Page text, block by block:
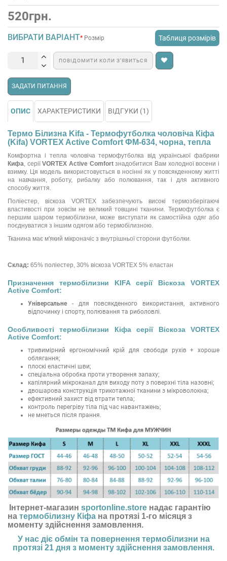
520грн.
ВИБРАТИ ВАРІАНТ Таблиця розмірів
Розмір
ПОВІДОМИТИ КОЛИ З’ЯВИТЬСЯ
ЗАДАТИ ПИТАННЯ
ОПИС ХАРАКТЕРИСТИКИ ВІДГУКИ (1)
Термо Білизна Kifa - Термофутболка чоловіча Кіфа
(Kifa) VORTEX Active Comfort ФМ-634, чорна, тепла
Комфортна і тепла чоловіча термофутболка від української фабрики
Кифа, серіїVORTEX Active Comfortзнадобитися Вам холодної восени і
взимку. Ця модель використовується в носінні як у повсякденному житті
на навчання, роботу, рибалку або полювання, так і для активного
способу життя.
Поліестер, віскоза VORTEX забезпечують високі термозберігаючі
властивості при зовсім не великий товщині тканини. Термофутболка є
першим шаром термобілизни, може виступати як самостійна одяг або
поєднуватися з іншим одягом або термобілизною.
Тканина має м'який мікроначіс з внутрішньої сторони футболки.
Склад: 65% поліестер, 30% віскоза VORTEX 5% еластан
Призначення термобілизни KIFA серії Віскоза VORTEX
Active Comfort:
Універсальне - для повсякденного використання, активного
відпочинку і спорту, полювання та риболовлі.
Особливості термобілизни Кіфа серії Віскоза VORTEX
Active Comfort:
тривимірний ергономічний крій для свободи рухів + хороше
облягання;
плоскі еластичні шви;
спеціальна обробка проти утворення запаху;
капілярний мікроканал для виходу поту з поверхні тіла назовні;
двошарова конструкція трикотажної тканини з мікроволокна;
ефективний захист від втрати тепла;
контроль перегріву тіла під час навантажень;
не мнеться після прання.
Інтернет-магазин sportonline.store надає гарантію
на термобілизну Кіфа на протязі 1-го місяця з
моменту здійснення замовлення.
У нас діє обмін та повернення термобілизни на
протязі 21 дня з моменту здійснення замовлення.